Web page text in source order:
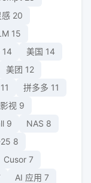
感 20
15
14 美国 14
美团 12
11 拼多多 11
影视 9
9 NAS 8
8
Cusor 7
AI 应用 7